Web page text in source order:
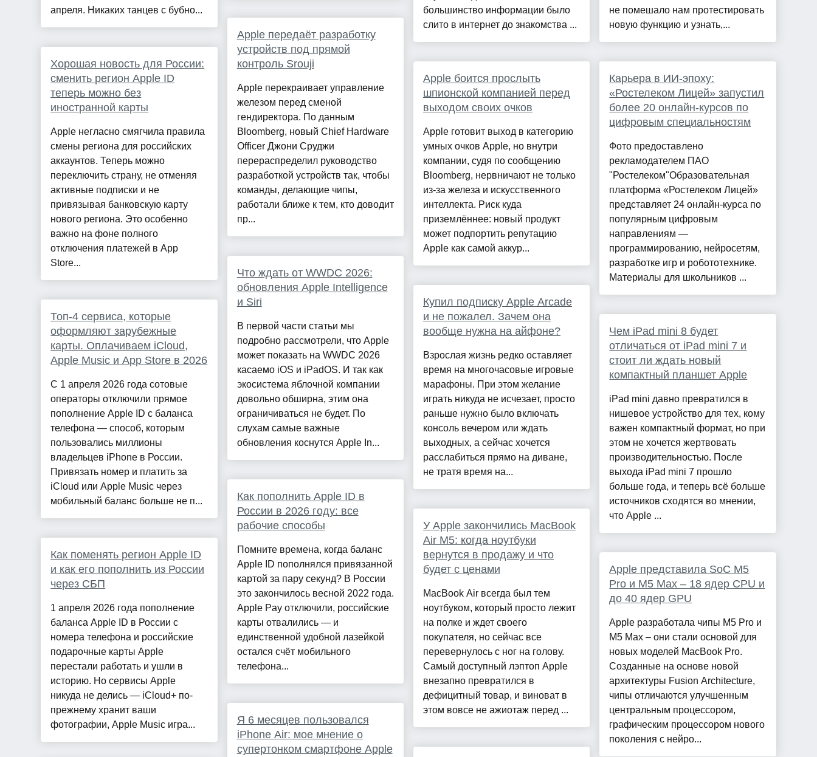
апреля. Никаких танцев с бубно...
Хорошая новость для России:
сменить регион Apple ID
теперь можно без
иностранной карты
Apple негласно смягчила правила
смены региона для российских
аккаунтов. Теперь можно
переключить страну, не отменяя
активные подписки и не
привязывая банковскую карту
нового региона. Это особенно
важно на фоне полного
отключения платежей в App
Store...
Топ-4 сервиса, которые
оформляют зарубежные
карты. Оплачиваем iCloud,
Apple Music и App Store в 2026
С 1 апреля 2026 года сотовые
операторы отключили прямое
пополнение Apple ID с баланса
телефона — способ, которым
пользовались миллионы
владельцев iPhone в России.
Привязать номер и платить за
iCloud или Apple Music через
мобильный баланс больше не п...
Как поменять регион Apple ID
и как его пополнить из России
через СБП
1 апреля 2026 года пополнение
баланса Apple ID в России с
номера телефона и российские
подарочные карты Apple
перестали работать и ушли в
историю. Но сервисы Apple
никуда не делись — iCloud+ по-
прежнему хранит ваши
фотографии, Apple Music игра...
Apple передаёт разработку
устройств под прямой
контроль Srouji
Apple перекраивает управление
железом перед сменой
гендиректора. По данным
Bloomberg, новый Chief Hardware
Officer Джони Сруджи
перераспределил руководство
разработкой устройств так, чтобы
команды, делающие чипы,
работали ближе к тем, кто доводит
пр...
Что ждать от WWDC 2026:
обновления Apple Intelligence
и Siri
В первой части статьи мы
подробно рассмотрели, что Apple
может показать на WWDC 2026
касаемо iOS и iPadOS. И так как
экосистема яблочной компании
довольно обширна, этим она
ограничиваться не будет. По
слухам самые важные
обновления коснутся Apple In...
Как пополнить Apple ID в
России в 2026 году: все
рабочие способы
Помните времена, когда баланс
Apple ID пополнялся привязанной
картой за пару секунд? В России
это закончилось весной 2022 года.
Apple Pay отключили, российские
карты отвалились — и
единственной удобной лазейкой
остался счёт мобильного
телефона...
Я 6 месяцев пользовался
iPhone Air: мое мнение о
супертонком смартфоне Apple
большинство информации было
слито в интернет до знакомства ...
Apple боится прослыть
шпионской компанией перед
выходом своих очков
Apple готовит выход в категорию
умных очков Apple, но внутри
компании, судя по сообщению
Bloomberg, нервничают не только
из-за железа и искусственного
интеллекта. Риск куда
приземлённее: новый продукт
может подпортить репутацию
Apple как самой аккур...
Купил подписку Apple Arcade
и не пожалел. Зачем она
вообще нужна на айфоне?
Взрослая жизнь редко оставляет
время на многочасовые игровые
марафоны. При этом желание
играть никуда не исчезает, просто
раньше нужно было включать
консоль вечером или ждать
выходных, а сейчас хочется
расслабиться прямо на диване,
не тратя время на...
У Apple закончились MacBook
Air M5: когда ноутбуки
вернутся в продажу и что
будет с ценами
MacBook Air всегда был тем
ноутбуком, который просто лежит
на полке и ждет своего
покупателя, но сейчас все
перевернулось с ног на голову.
Самый доступный лэптоп Apple
внезапно превратился в
дефицитный товар, и виноват в
этом вовсе не ажиотаж перед ...
не помешало нам протестировать
новую функцию и узнать,...
Карьера в ИИ-эпоху:
«Ростелеком Лицей» запустил
более 20 онлайн-курсов по
цифровым специальностям
Фото предоставлено
рекламодателем ПАО
"Ростелеком"Образовательная
платформа «Ростелеком Лицей»
представляет 24 онлайн-курса по
популярным цифровым
направлениям —
программированию, нейросетям,
разработке игр и робототехнике.
Материалы для школьников ...
Чем iPad mini 8 будет
отличаться от iPad mini 7 и
стоит ли ждать новый
компактный планшет Apple
iPad mini давно превратился в
нишевое устройство для тех, кому
важен компактный формат, но при
этом не хочется жертвовать
производительностью. После
выхода iPad mini 7 прошло
больше года, и теперь всё больше
источников сходятся во мнении,
что Apple ...
Apple представила SoC M5
Pro и M5 Max – 18 ядер CPU и
до 40 ядер GPU
Apple разработала чипы M5 Pro и
M5 Max – они стали основой для
новых моделей MacBook Pro.
Созданные на основе новой
архитектуры Fusion Architecture,
чипы отличаются улучшенным
центральным процессором,
графическим процессором нового
поколения с нейро...